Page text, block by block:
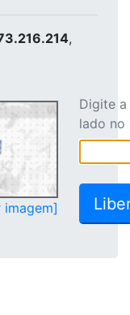
,
Digite
lado no